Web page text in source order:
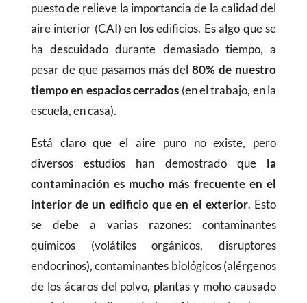
puesto de relieve la importancia de la calidad del
aire interior (CAI) en los edificios. Es algo que se
ha descuidado durante demasiado tiempo, a
pesar de que pasamos más del80% de nuestro
tiempo en espacios cerrados (en el trabajo, en la
escuela, en casa).
Está claro que el aire puro no existe, pero
diversos estudios han demostrado que la
contaminación es mucho más frecuente en el
interior de un edificio que en el exterior. Esto
se debe a varias razones: contaminantes
químicos (volátiles orgánicos, disruptores
endocrinos), contaminantes biológicos (alérgenos
de los ácaros del polvo, plantas y moho causado